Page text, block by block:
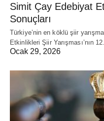
Simit Çay Edebiyat
Sonuçları
Türkiye’nin en köklü şiir
Etkinlikleri Şiir Yarışması’nın
Ocak 29, 2026